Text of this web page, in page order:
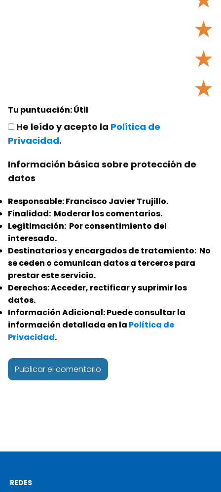
★
★
★
Tu puntuación:Útil
He leído y acepto la Política de
Privacidad.
Información básica sobre protección de
datos
Responsable:Francisco Javier Trujillo.
Finalidad: Moderar los comentarios.
Legitimación: Por consentimiento del
interesado.
Destinatarios y encargados de tratamiento: No
se ceden o comunican datos a terceros para
prestar este servicio.
Derechos:Acceder, rectificar y suprimir los
datos.
Información Adicional:Puede consultar la
información detallada en la Política de
Privacidad.
REDES